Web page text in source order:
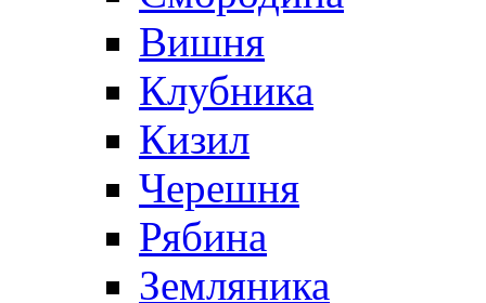
Вишня
Клубника
Кизил
Черешня
Рябина
Земляника